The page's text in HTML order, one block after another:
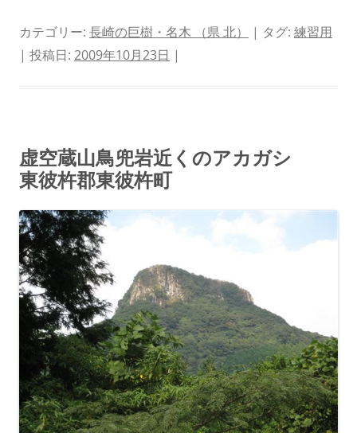
カテゴリー: 長崎の巨樹・名木 （県 北） | タグ: 練習用
| 投稿日: 2009年10月23日 |
虚空蔵山鳥兜岩近くのアカガシ
東彼杵郡東彼杵町